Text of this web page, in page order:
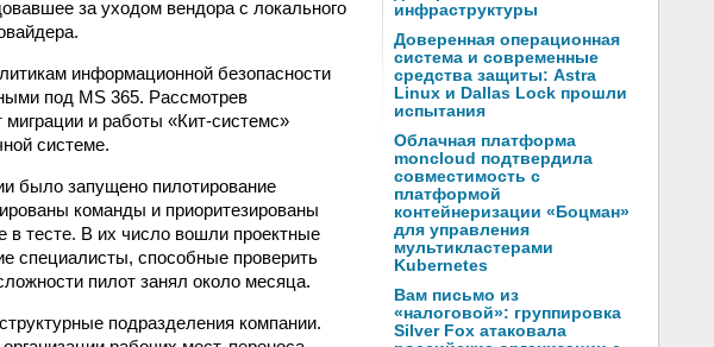
за уходом вендора с локального
информационной безопасности
под MS 365. Рассмотрев
и работы «Кит-системс»
системе.
было запущено пилотирование
команды и приоритезированы
в тесте. В их число вошли проектные
специалисты, способные проверить
пилот занял около месяца.
подразделения компании.
инфраструктуры
Доверенная операционная
система и современные
средства защиты: Astra
Linux и Dallas Lock прошли
испытания
Облачная платформа
moncloud подтвердила
совместимость с
платформой
контейнеризации «Боцман»
для управления
мультикластерами
Kubernetes
Вам письмо из
«налоговой»: группировка
Silver Fox атаковала